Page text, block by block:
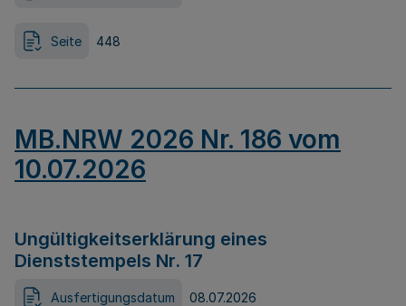
Seite 448
MB.NRW 2026 Nr. 186 vom
10.07.2026
Ungültigkeitserklärung eines
Dienststempels Nr. 17
Ausfertigungsdatum 08.07.2026